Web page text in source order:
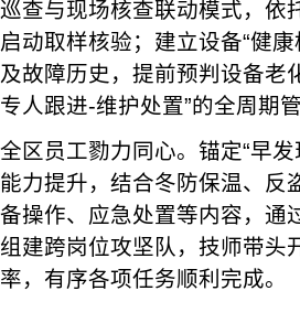
巡查与现场核查联动模式，依
启动取样核验；建立设备“健
及故障历史，提前预判设备老
专人跟进-维护处置”的全周期管
全区员工勠力同心。锚定“早
能力提升，结合冬防保温、反
备操作、应急处置等内容，通
组建跨岗位攻坚队，技师带头
率，有序各项任务顺利完成。